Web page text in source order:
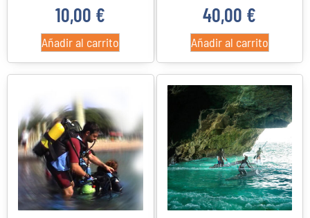
10,00 €
Añadir al carrito
40,00 €
Añadir al carrito